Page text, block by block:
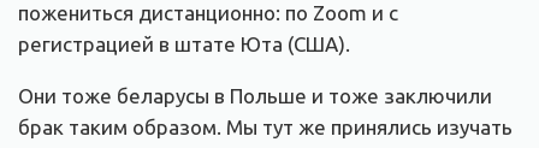
пожениться дистанционно: по Zoom и с
регистрацией в штате Юта (США).
Они тоже беларусы в Польше и тоже заключили
брак таким образом. Мы тут же принялись изучать